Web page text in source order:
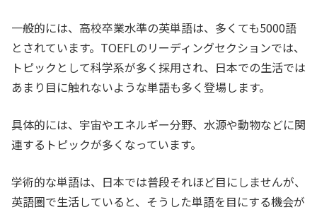
一般的には、高校卒業水準の英単語は、多くても5000語
とされています。TOEFLのリーディングセクションでは、
トピックとして科学系が多く採用され、日本での生活では
あまり目に触れないような単語も多く登場します。
具体的には、宇宙やエネルギー分野、水源や動物などに関
連するトピックが多くなっています。
学術的な単語は、日本では普段それほど目にしませんが、
英語圏で生活していると、そうした単語を目にする機会が